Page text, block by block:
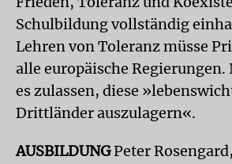
Schulbildung vollständig
Lehren von Toleranz müsse
alle europäische Regierungen.
es zulassen, diese
Drittländer auszulagern«.
AUSBILDUNGPeter